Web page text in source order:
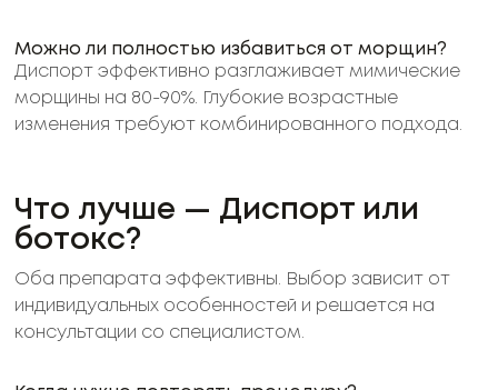
Можно ли полностью избавиться от морщин?
Диспорт эффективно разглаживает мимические
морщины на 80-90%. Глубокие возрастные
изменения требуют комбинированного подхода.
Что лучше — Диспорт или
ботокс?
Оба препарата эффективны. Выбор зависит от
индивидуальных особенностей и решается на
консультации со специалистом.